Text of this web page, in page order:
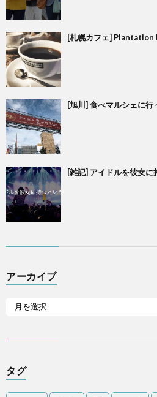
[札幌カフェ] Plantation
[旭川] 食べマルシェに行
[雑記] アイドルを彼女に
アーカイブ
タグ